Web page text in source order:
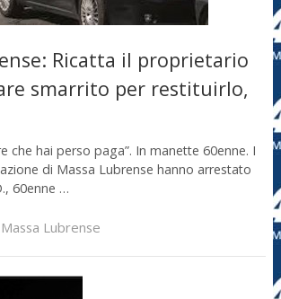
Ricatta il proprietario
smarrito per restituirlo,
che hai perso paga”. In manette 60enne. I
di Massa Lubrense hanno arrestato
60enne …
Massa Lubrense